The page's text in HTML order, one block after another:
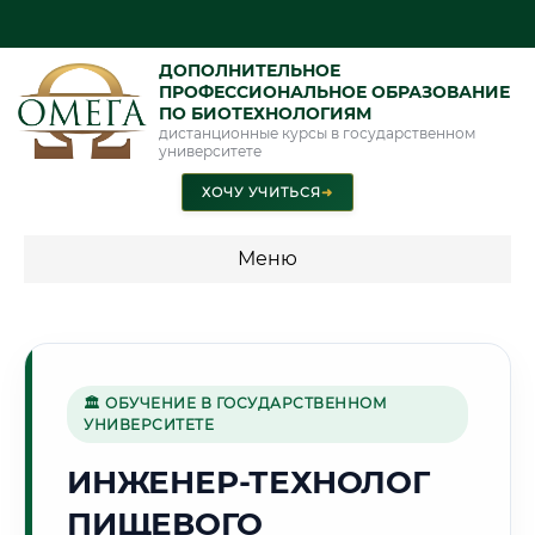
ДОПОЛНИТЕЛЬНОЕ
ПРОФЕССИОНАЛЬНОЕ ОБРАЗОВАНИЕ
ПО БИОТЕХНОЛОГИЯМ
дистанционные курсы в государственном
университете
ХОЧУ УЧИТЬСЯ➜
Меню
🏔️
Г. МАХАЧКАЛА
🏛 ОБУЧЕНИЕ В ГОСУДАРСТВЕННОМ
УНИВЕРСИТЕТЕ
ИНЖЕНЕР-ТЕХНОЛОГ
ПИЩЕВОГО